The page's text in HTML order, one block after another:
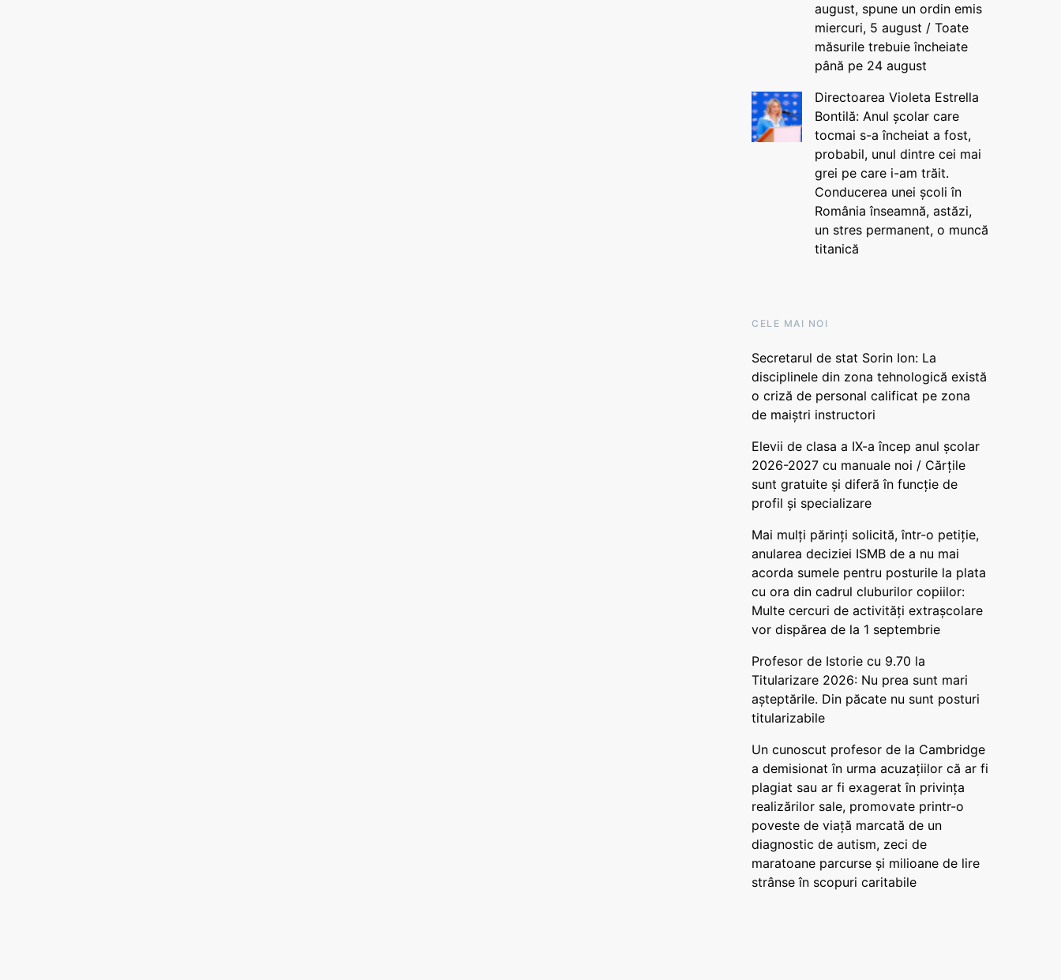
august, spune un ordin emis
miercuri, 5 august / Toate
măsurile trebuie încheiate
până pe 24 august
Directoarea Violeta Estrella
Bontilă: Anul școlar care
tocmai s-a încheiat a fost,
probabil, unul dintre cei mai
grei pe care i-am trăit.
Conducerea unei școli în
România înseamnă, astăzi,
un stres permanent, o muncă
titanică
CELE MAI NOI
Secretarul de stat Sorin Ion: La
disciplinele din zona tehnologică există
o criză de personal calificat pe zona
de maiștri instructori
Elevii de clasa a IX-a încep anul școlar
2026-2027 cu manuale noi / Cărțile
sunt gratuite și diferă în funcție de
profil și specializare
Mai mulți părinți solicită, într-o petiție,
anularea deciziei ISMB de a nu mai
acorda sumele pentru posturile la plata
cu ora din cadrul cluburilor copiilor:
Multe cercuri de activități extrașcolare
vor dispărea de la 1 septembrie
Profesor de Istorie cu 9.70 la
Titularizare 2026: Nu prea sunt mari
așteptările. Din păcate nu sunt posturi
titularizabile
Un cunoscut profesor de la Cambridge
a demisionat în urma acuzațiilor că ar fi
plagiat sau ar fi exagerat în privința
realizărilor sale, promovate printr-o
poveste de viață marcată de un
diagnostic de autism, zeci de
maratoane parcurse și milioane de lire
strânse în scopuri caritabile